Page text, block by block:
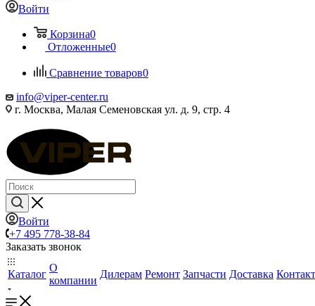
Войти
Корзина0
Отложенные0
Сравнение товаров0
info@viper-center.ru
г. Москва, Малая Семеновская ул. д. 9, стр. 4
Войти
+7 495 778-38-84
Заказать звонок
Каталог
О
компании
Дилерам Ремонт Запчасти Доставка